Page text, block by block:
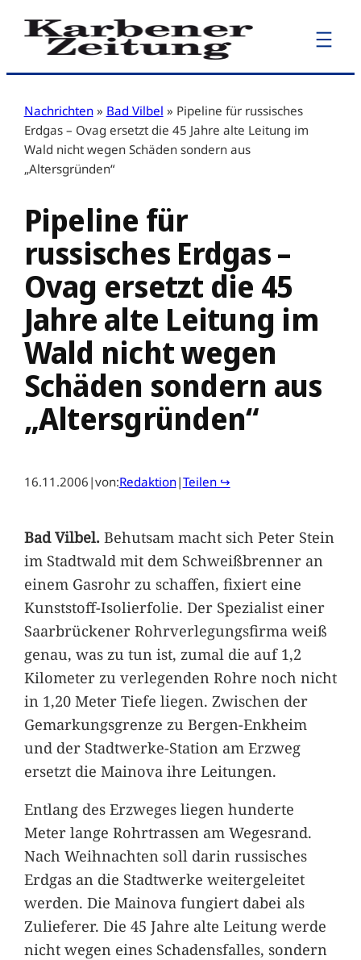
Zum
Inhalt
Nachrichten » Bad Vilbel » Pipeline für russisches
Erdgas – Ovag ersetzt die 45 Jahre alte Leitung im
Wald nicht wegen Schäden sondern aus
„Altersgründen“
Pipeline für
russisches Erdgas –
Ovag ersetzt die 45
Jahre alte Leitung im
Wald nicht wegen
Schäden sondern aus
„Altersgründen“
16.11.2006 |von:Redaktion|Teilen ↪
Bad Vilbel.Behutsam macht sich Peter Stein
im Stadtwald mit dem Schweißbrenner an
einem Gasrohr zu schaffen, fixiert eine
Kunststoff-Isolierfolie. Der Spezialist einer
Saarbrückener Rohrverlegungsfirma weiß
genau, was zu tun ist, zumal die auf 1,2
Kilometer zu verlegenden Rohre noch nicht
in 1,20 Meter Tiefe liegen. Zwischen der
Gemarkungsgrenze zu Bergen-Enkheim
und der Stadtwerke-Station am Erzweg
ersetzt die Mainova ihre Leitungen.
Entlang des Erzweges liegen hunderte
Meter lange Rohrtrassen am Wegesrand.
Nach Weihnachten soll darin russisches
Erdgas an die Stadtwerke weitergeleitet
werden. Die Mainova fungiert dabei als
Zulieferer. Die 45 Jahre alte Leitung werde
nicht wegen eines Schadensfalles, sondern